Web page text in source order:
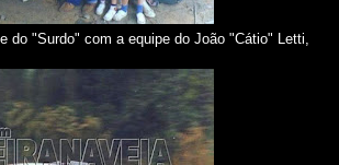
do "Surdo" com a equipe do João "Cátio" Letti,